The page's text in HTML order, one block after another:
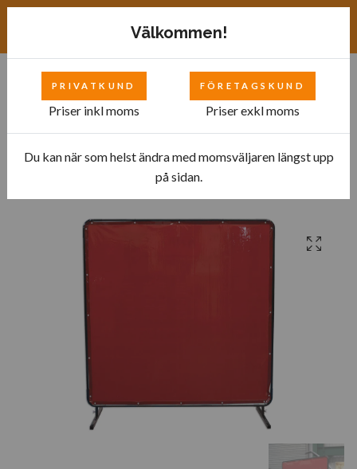
Specialverktyg
Svetsskärm/skydd 1,74 x 1,74m
Välkommen!
PRIVATKUND
Priser inkl moms
FÖRETAGSKUND
Priser exkl moms
Du kan när som helst ändra med momsväljaren längst upp
på sidan.